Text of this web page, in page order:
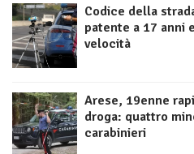
Codice della
patente a 17 anni
velocità
Arese, 19enne
droga: quattro
carabinieri